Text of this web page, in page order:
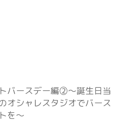
バースデー編②～誕生日当
オシャレスタジオでバース
を～